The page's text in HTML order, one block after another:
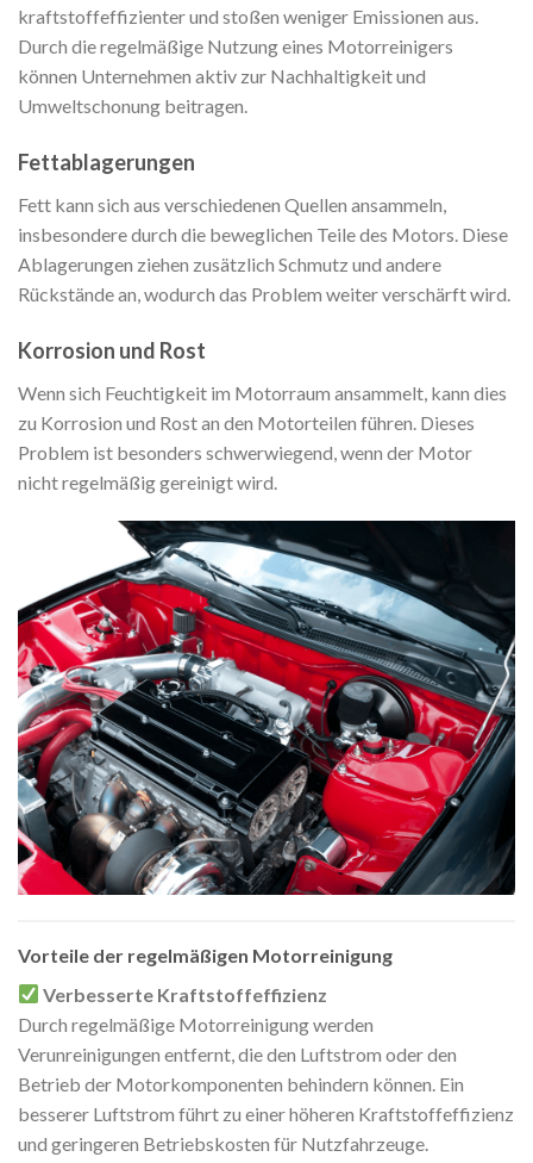
kraftstoffeffizienter und stoßen weniger Emissionen aus.
Durch die regelmäßige Nutzung eines Motorreinigers
können Unternehmen aktiv zur Nachhaltigkeit und
Umweltschonung beitragen.
Fettablagerungen
Fett kann sich aus verschiedenen Quellen ansammeln,
insbesondere durch die beweglichen Teile des Motors. Diese
Ablagerungen ziehen zusätzlich Schmutz und andere
Rückstände an, wodurch das Problem weiter verschärft wird.
Korrosion und Rost
Wenn sich Feuchtigkeit im Motorraum ansammelt, kann dies
zu Korrosion und Rost an den Motorteilen führen. Dieses
Problem ist besonders schwerwiegend, wenn der Motor
nicht regelmäßig gereinigt wird.
Vorteile der regelmäßigen Motorreinigung
Verbesserte Kraftstoffeffizienz
Durch regelmäßige Motorreinigung werden
Verunreinigungen entfernt, die den Luftstrom oder den
Betrieb der Motorkomponenten behindern können. Ein
besserer Luftstrom führt zu einer höheren Kraftstoffeffizienz
und geringeren Betriebskosten für Nutzfahrzeuge.